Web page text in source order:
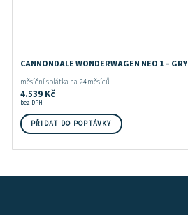
CANNONDALE WONDERWAGEN NEO 1 – GRY
měsíční splátka na 24 měsíců
4.539 Kč
bez DPH
PŘIDAT DO POPTÁVKY